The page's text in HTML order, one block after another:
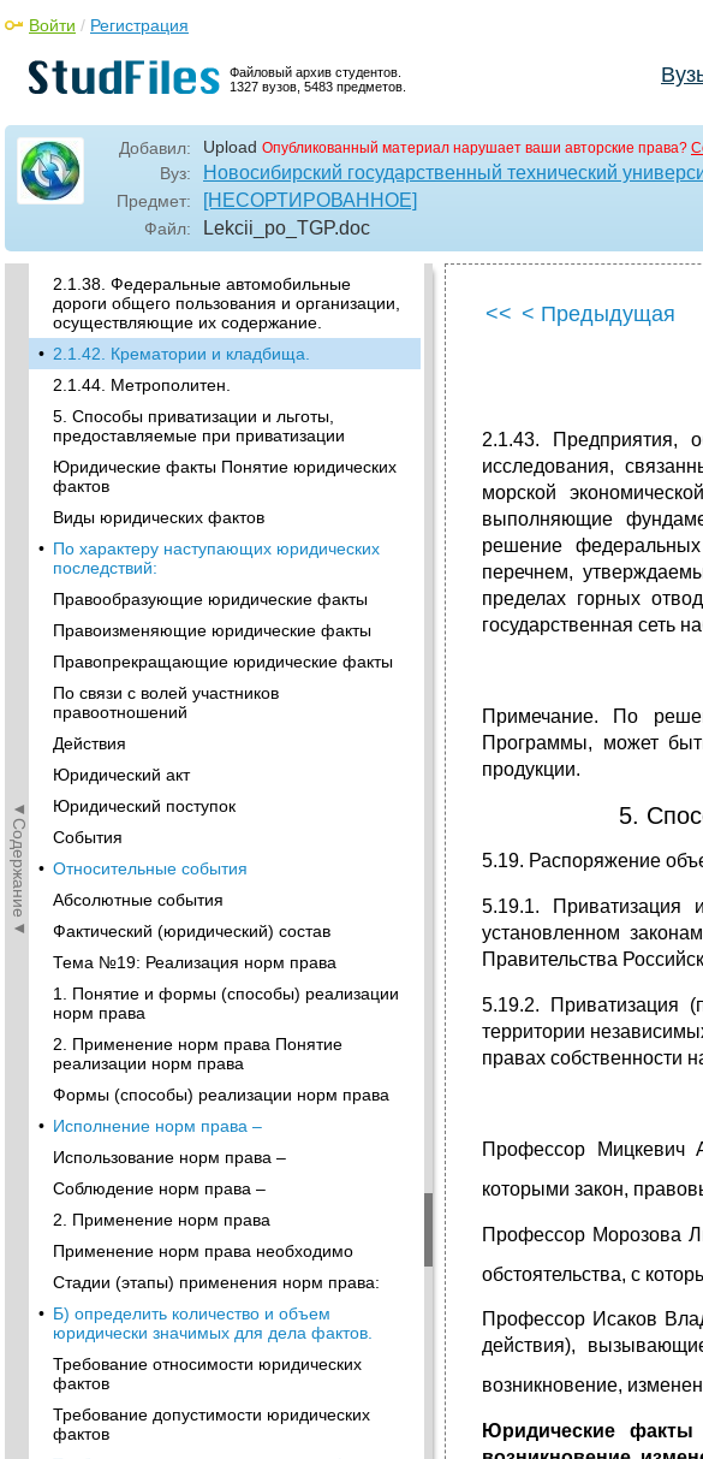
Файловый архив студентов.
1327 вузов, 5483 предметов.
Войти / Регистрация
Добавил: Upload Опубликованный материал нарушает ваши авторские права?
Вуз: Новосибирский государственный технический
Предмет: [НЕСОРТИРОВАННОЕ]
Файл: Lekcii_po_TGP.doc
◄Содержание◄
• 2.1.12. Предприятия по изготовлению
• 2.1.24. Объекты и предприятия
Федерального управления почтовой связи
2.1.31. Объекты физической культуры и
спорта, используемые для подготовки
сборных команд страны.
2.1.35. Предприятия, занятые разработкой и
производством шифротехники.
2.1.38. Федеральные автомобильные
дороги общего пользования и организации,
осуществляющие их содержание.
• 2.1.42. Крематории и кладбища.
2.1.44. Метрополитен.
5. Способы приватизации и льготы,
предоставляемые при приватизации
Юридические факты Понятие юридических
фактов
Виды юридических фактов
• По характеру наступающих юридических
последствий:
Правообразующие юридические факты
Правоизменяющие юридические факты
Правопрекращающие юридические факты
По связи с волей участников
правоотношений
Действия
Юридический акт
Юридический поступок
События
• Относительные события
Абсолютные события
Фактический (юридический) состав
Тема №19: Реализация норм права
1. Понятие и формы (способы) реализации
норм права
2. Применение норм права Понятие
реализации норм права
Формы (способы) реализации норм права
• Исполнение норм права –
Использование норм права –
Соблюдение норм права –
2. Применение норм права
Применение норм права необходимо
Стадии (этапы) применения норм права:
• Б) определить количество и объем
юридически значимых для дела фактов.
Требование относимости юридических
фактов
Требование допустимости юридических
фактов
<< < Предыдущая
2.1.43. Предприятия,
исследования,
морской
выполняющие
решение
перечнем,
пределах горных
государственная сеть
Примечание. По
Программы, может
продукции.
5.
5.19. Распоряжение
5.19.1. Приватизация
установленном
Правительства
5.19.2. Приватизация
территории
правах собственности
Профессор Мицкевич
которыми закон,
Профессор Морозова
обстоятельства, с
Профессор Исаков
действия),
возникновение,
Юридические